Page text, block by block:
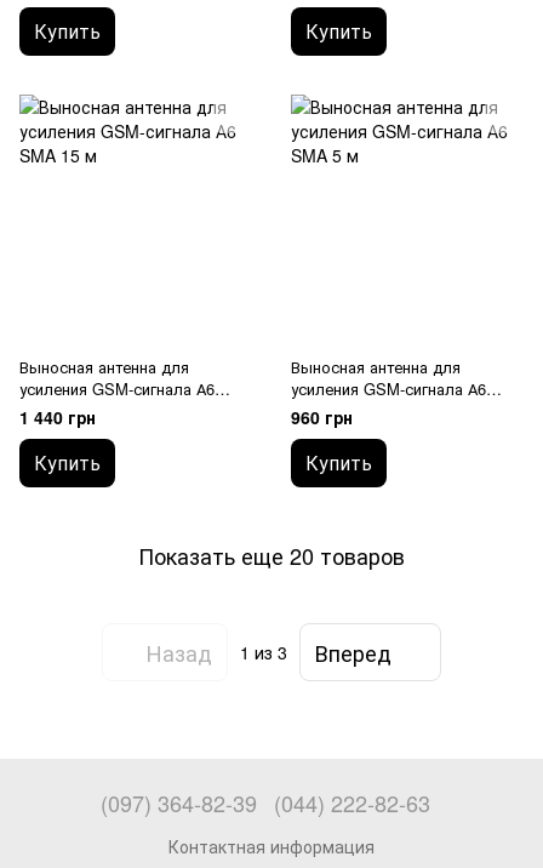
Купить Купить
Выносная антенна для
усиления GSM-сигнала А6
SMA 15 м
1 440 грн
Купить
Выносная антенна для
усиления GSM-сигнала А6
SMA 5 м
960 грн
Купить
Показать еще 20 товаров
Назад 1 из 3 Вперед
(097) 364-82-39 (044) 222-82-63
Контактная информация